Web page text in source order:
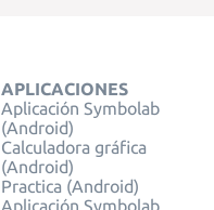
APLICACIONES
Aplicación Symbolab
(Android)
Calculadora gráfica
(Android)
Practica (Android)